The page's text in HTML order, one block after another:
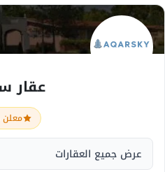
عقار
معلن
عرض جميع العقارات